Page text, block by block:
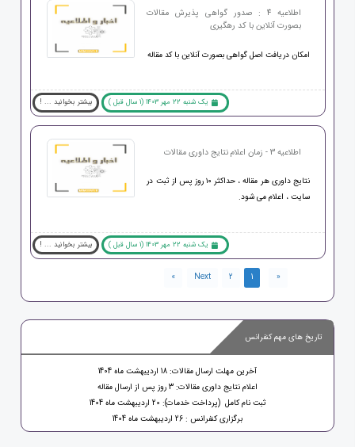
اطلاعیه 4 : صدور گواهی پذیرش مقالات
بصورت آنلاین با کد رهگیری
امکان دریافت اصل گواهی بصورت آنلاین با کد مقاله
یک شنبه 22 مهر 1403 (1 سال قبل ) بیشتر بخوانید ... !
اطلاعیه 3 - زمان اعلام نتایج داوری مقالات
نتایج داوری هر مقاله ، حداکثر ۱۰ روز پس از ثبت در
سایت ، اعلام می شود.
یک شنبه 22 مهر 1403 (1 سال قبل ) بیشتر بخوانید ... !
«
1
2
Next
»
تاریخ های مهم کنفرانس
آخرین مهلت ارسال مقالات: 18 اردیبهشت ماه 1404
اعلام نتایج داوری مقالات: 3 روز پس از ارسال مقاله
ثبت نام کامل (پرداخت خدمات): 20 اردیبهشت ماه 1404
برگزاری کنفرانس : 26 اردیبهشت ماه 1404